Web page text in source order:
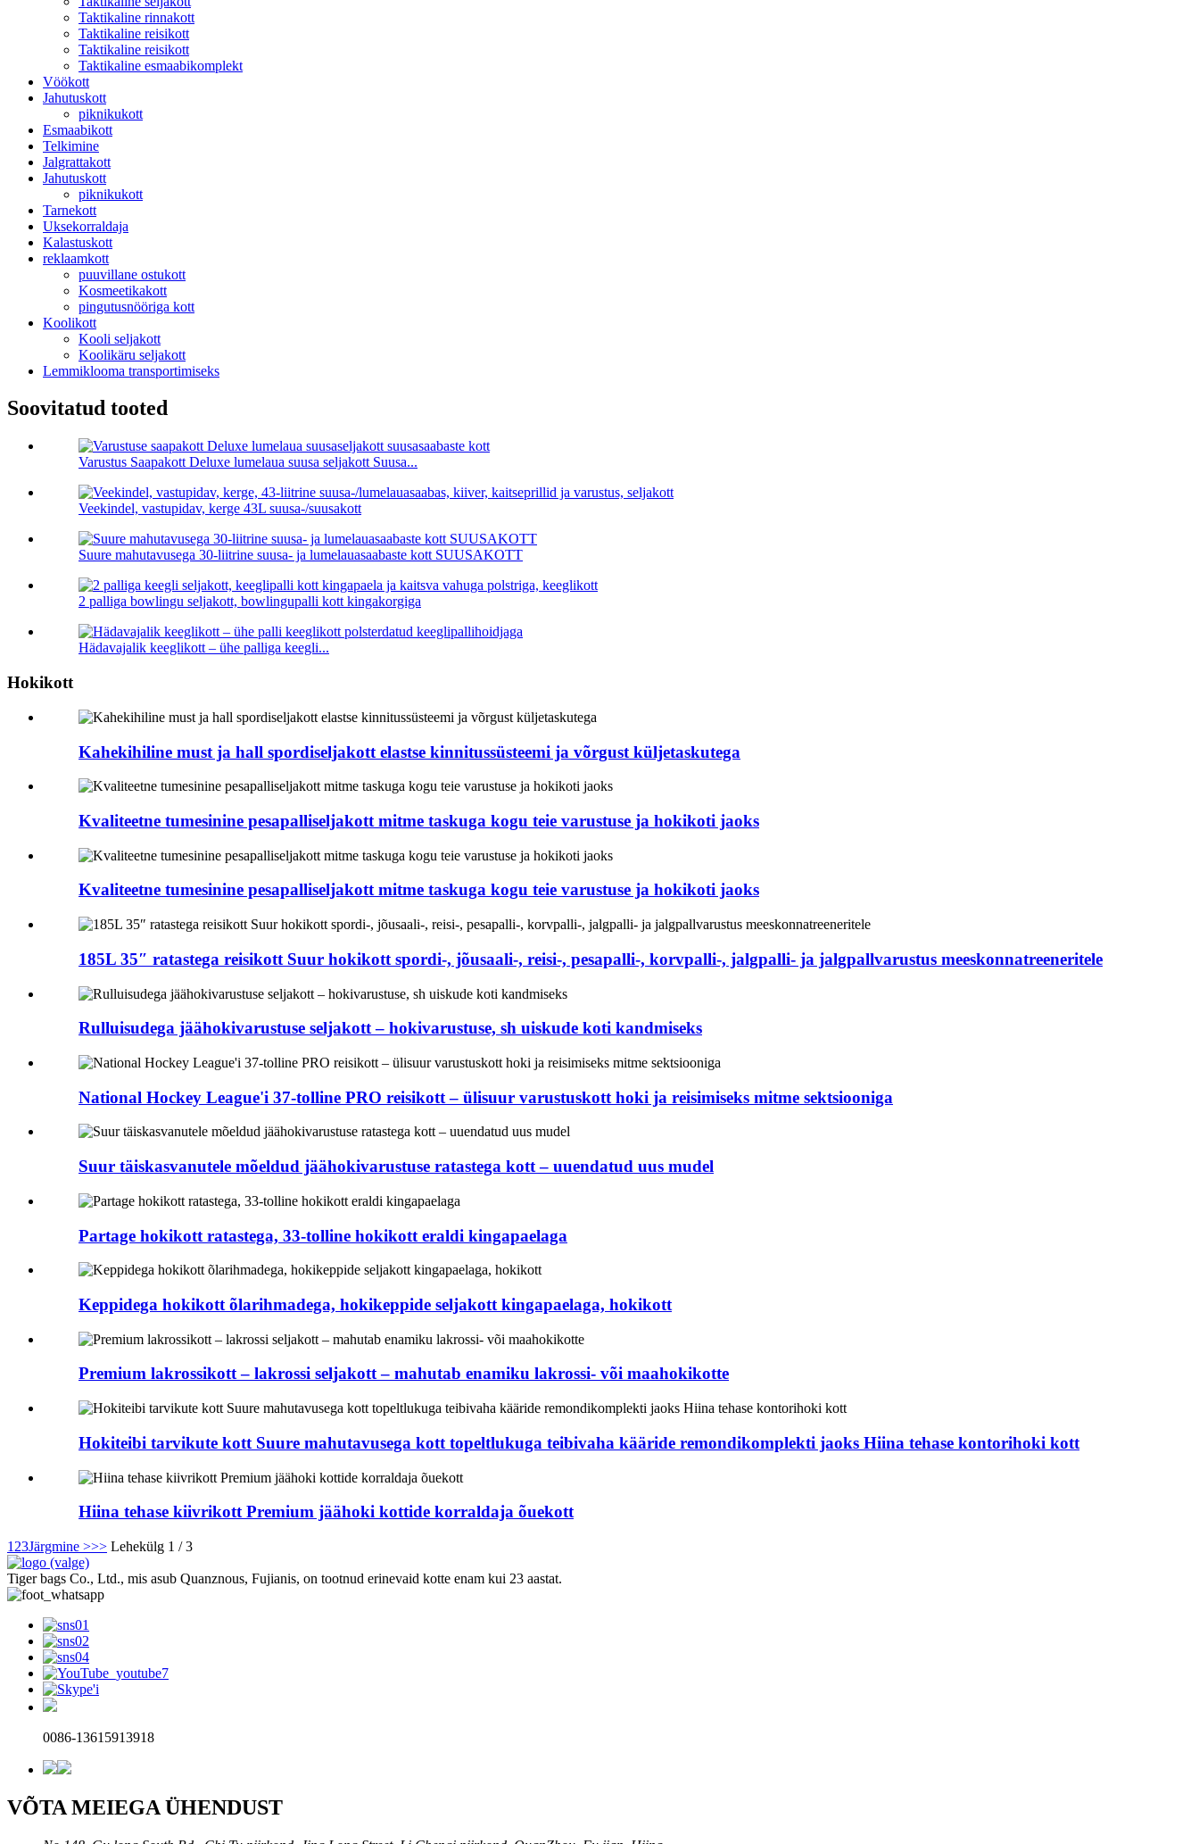
Taktikaline rinnakott
Taktikaline reisikott
Taktikaline reisikott
Taktikaline esmaabikomplekt
Vöökott
Jahutuskott
piknikukott
Esmaabikott
Telkimine
Jalgrattakott
Jahutuskott
piknikukott
Tarnekott
Uksekorraldaja
Kalastuskott
reklaamkott
puuvillane ostukott
Kosmeetikakott
pingutusnööriga kott
Koolikott
Kooli seljakott
Koolikäru seljakott
Lemmiklooma transportimiseks
Soovitatud tooted
Varustus Saapakott Deluxe lumelaua suusa seljakott Suusa...
Veekindel, vastupidav, kerge 43L suusa-/suusakott
Suure mahutavusega 30-liitrine suusa- ja lumelauasaabaste kott SUUSAKOTT
2 palliga bowlingu seljakott, bowlingupalli kott kingakorgiga
Hädavajalik keeglikott – ühe palliga keegli...
Hokikott
Kahekihiline must ja hall spordiseljakott elastse kinnitussüsteemi ja võrgust küljetaskutega
Kvaliteetne tumesinine pesapalliseljakott mitme taskuga kogu teie varustuse ja hokikoti jaoks
Kvaliteetne tumesinine pesapalliseljakott mitme taskuga kogu teie varustuse ja hokikoti jaoks
185L 35″ ratastega reisikott Suur hokikott spordi-, jõusaali-, reisi-, pesapalli-, korvpalli-, jalgpalli- ja jalgpallvarustus meeskonnatreeneritele
Rulluisudega jäähokivarustuse seljakott – hokivarustuse, sh uiskude koti kandmiseks
National Hockey League'i 37-tolline PRO reisikott – ülisuur varustuskott hoki ja reisimiseks mitme sektsiooniga
Suur täiskasvanutele mõeldud jäähokivarustuse ratastega kott – uuendatud uus mudel
Partage hokikott ratastega, 33-tolline hokikott eraldi kingapaelaga
Keppidega hokikott õlarihmadega, hokikeppide seljakott kingapaelaga, hokikott
Premium lakrossikott – lakrossi seljakott – mahutab enamiku lakrossi- või maahokikotte
Hokiteibi tarvikute kott Suure mahutavusega kott topeltlukuga teibivaha kääride remondikomplekti jaoks Hiina tehase kontorihoki kott
Hiina tehase kiivrikott Premium jäähoki kottide korraldaja õuekott
1 23Järgmine >>> Lehekülg 1 / 3
Tiger bags Co., Ltd., mis asub Quanznous, Fujianis, on tootnud erinevaid kotte enam kui 23 aastat.
0086-13615913918
VÕTA MEIEGA ÜHENDUST